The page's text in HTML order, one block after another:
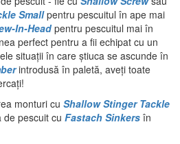
Smallpentru pescuitul în ape mai
In-Headpentru pescuitul mai în
perfect pentru a fii echipat cu un
situații în care știuca se ascunde în
introdusă în paletă, aveți toate
monturi cu Shallow Stinger Tackle
pescuit cu Fastach Sinkers în